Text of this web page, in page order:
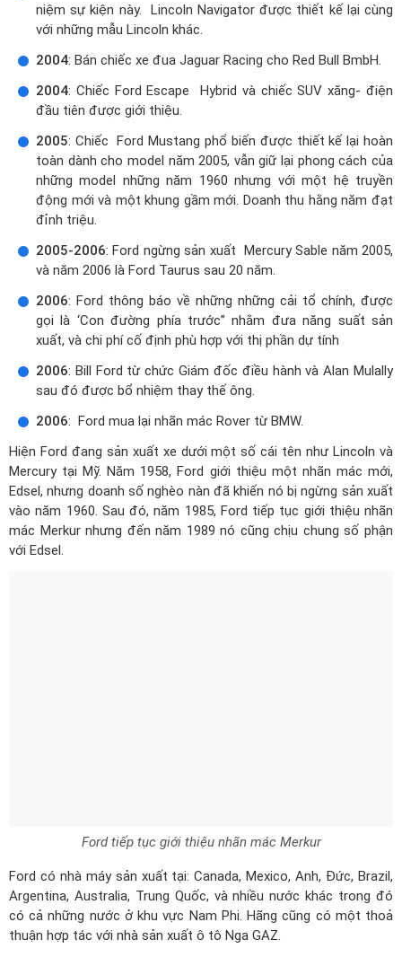
niệm sự kiện này. Lincoln Navigator được thiết kế lại cùng
với những mẫu Lincoln khác.
2004: Bán chiếc xe đua Jaguar Racing cho Red Bull BmbH.
2004: Chiếc Ford Escape Hybrid và chiếc SUV xăng- điện
đầu tiên được giới thiệu.
2005: Chiếc Ford Mustang phổ biến được thiết kế lại hoàn
toàn dành cho model năm 2005, vẫn giữ lại phong cách của
những model những năm 1960 nhưng với một hệ truyền
động mới và một khung gầm mới. Doanh thu hằng năm đạt
đỉnh triệu.
2005-2006: Ford ngừng sản xuất Mercury Sable năm 2005,
và năm 2006 là Ford Taurus sau 20 năm.
2006: Ford thông báo về những những cải tổ chính, được
gọi là ‘Con đường phía trước” nhằm đưa năng suất sản
xuất, và chi phí cố định phù hợp với thị phần dự tính
2006: Bill Ford từ chức Giám đốc điều hành và Alan Mulally
sau đó được bổ nhiệm thay thế ông.
2006: Ford mua lại nhãn mác Rover từ BMW.
Hiện Ford đang sản xuất xe dưới một số cái tên như Lincoln và
Mercury tại Mỹ. Năm 1958, Ford giới thiệu một nhãn mác mới,
Edsel, nhưng doanh số nghèo nàn đã khiến nó bị ngừng sản xuất
vào năm 1960. Sau đó, năm 1985, Ford tiếp tục giới thiệu nhãn
mác Merkur nhưng đến năm 1989 nó cũng chịu chung số phận
với Edsel.
Ford tiếp tục giới thiệu nhãn mác Merkur
Ford có nhà máy sản xuất tại: Canada, Mexico, Anh, Đức, Brazil,
Argentina, Australia, Trung Quốc, và nhiều nước khác trong đó
có cả những nước ở khu vực Nam Phi. Hãng cũng có một thoả
thuận hợp tác với nhà sản xuất ô tô Nga GAZ.